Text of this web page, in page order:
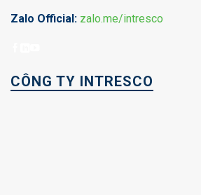
Zalo Official: zalo.me/intresco
CÔNG TY INTRESCO